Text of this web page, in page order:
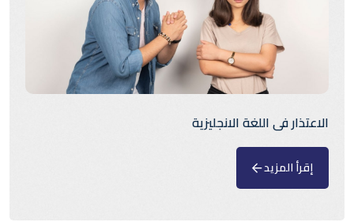
الاعتذار فى اللغة الانجليزية
إقرأ المزيد